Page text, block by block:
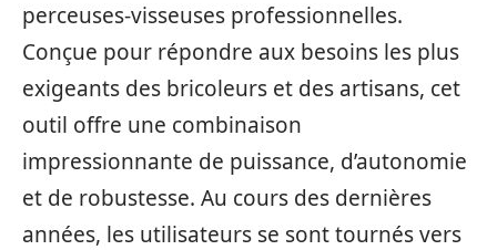
perceuses-visseuses professionnelles.
Conçue pour répondre aux besoins les plus
exigeants des bricoleurs et des artisans, cet
outil offre une combinaison
impressionnante de puissance, d’autonomie
et de robustesse. Au cours des dernières
années, les utilisateurs se sont tournés vers